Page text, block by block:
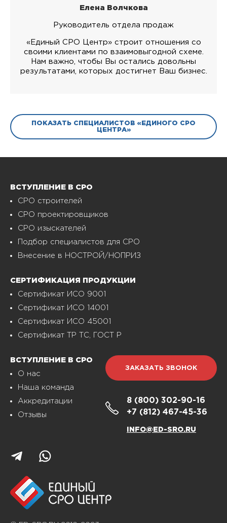
Елена Волчкова
Руководитель отдела продаж
«Единый СРО Центр» строит отношения со
своими клиентами по взаимовыгодной схеме.
Нам важно, чтобы Вы остались довольны
результатами, которых достигнет Ваш бизнес.
ПОКАЗАТЬ СПЕЦИАЛИСТОВ «ЕДИНОГО СРО
ЦЕНТРА»
ВСТУПЛЕНИЕ В СРО
СРО строителей
СРО проектировщиков
СРО изыскателей
Подбор специалистов для СРО
Внесение в НОСТРОЙ/НОПРИЗ
СЕРТИФИКАЦИЯ ПРОДУКЦИИ
Сертификат ИСО 9001
Сертификат ИСО 14001
Сертификат ИСО 45001
Сертификат ТР ТС, ГОСТ Р
ВСТУПЛЕНИЕ В СРО
О нас
Наша команда
Аккредитации
Отзывы
ЗАКАЗАТЬ ЗВОНОК
8 (800) 302-90-16
+7 (812) 467-45-36
INFO@ED-SRO.RU